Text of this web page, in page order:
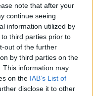
note that after your
continue seeing
information utilized by
third parties prior to
out of the further
by third parties on the
This information may
on the IAB’s List of
disclose it to other
το χθεσινό
κατά της
από τα Σκόπια,
ραντεβού τους